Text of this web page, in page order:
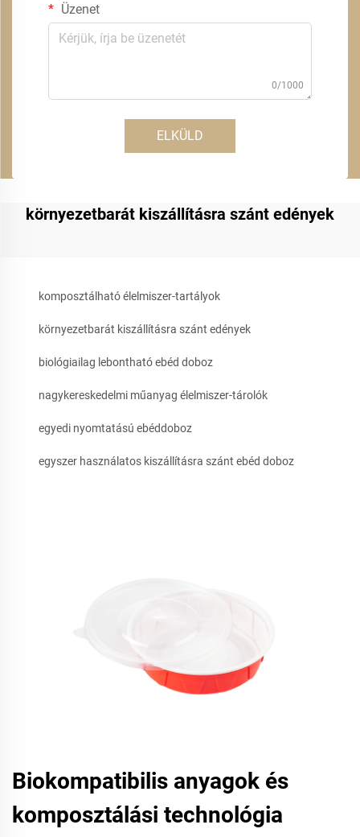
Üzenet
0/1000
ELKÜLD
környezetbarát kiszállításra szánt edények
komposztálható élelmiszer-tartályok
környezetbarát kiszállításra szánt edények
biológiailag lebontható ebéd doboz
nagykereskedelmi műanyag élelmiszer-tárolók
egyedi nyomtatású ebéddoboz
egyszer használatos kiszállításra szánt ebéd doboz
Biokompatibilis anyagok és
komposztálási technológia